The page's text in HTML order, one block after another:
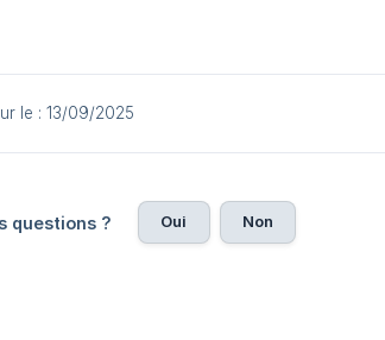
le : 13/09/2025
questions ? Oui Non